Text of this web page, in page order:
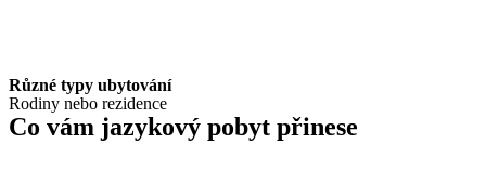
Různé typy ubytování
Rodiny nebo rezidence
Co vám jazykový pobyt přinese